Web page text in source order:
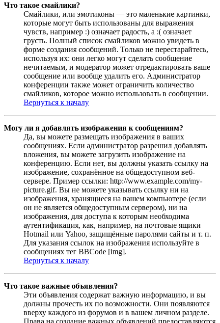
Что такое смайлики?
Смайлики, или эмотиконы — это маленькие картинки,
которые могут быть использованы для выражения
чувств, например :) означает радость, а :( означает
грусть. Полный список смайликов можно увидеть в
форме создания сообщений. Только не перестарайтесь,
используя их: они легко могут сделать сообщение
нечитаемым, и модератор может отредактировать ваше
сообщение или вообще удалить его. Администратор
конференции также может ограничить количество
смайликов, которое можно использовать в сообщении.
Вернуться к началу
Могу ли я добавлять изображения к сообщениям?
Да, вы можете размещать изображения в ваших
сообщениях. Если администратор разрешил добавлять
вложения, вы можете загрузить изображение на
конференцию. Если нет, вы должны указать ссылку на
изображение, сохранённое на общедоступном веб-
сервере. Пример ссылки: http://www.example.com/my-
picture.gif. Вы не можете указывать ссылку ни на
изображения, хранящиеся на вашем компьютере (если
он не является общедоступным сервером), ни на
изображения, для доступа к которым необходима
аутентификация, как, например, на почтовые ящики
Hotmail или Yahoo, защищённые паролями сайты и т. п.
Для указания ссылок на изображения используйте в
сообщениях тег BBCode [img].
Вернуться к началу
Что такое важные объявления?
Эти объявления содержат важную информацию, и вы
должны прочесть их по возможности. Они появляются
вверху каждого из форумов и в вашем личном разделе.
Права на создание важных объявлений предоставляются